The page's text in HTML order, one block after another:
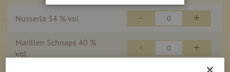
Produkte
Artikel
Nusserla 34 % vol - +
Marillen Schnaps 40 %
vol
- +